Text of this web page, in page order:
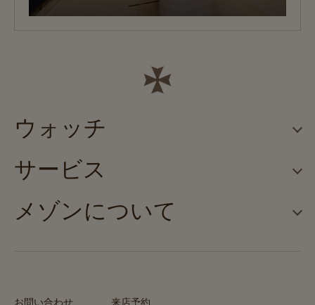
お問い合わせ
来店予約
ウォッチ
サービス
メゾンについて